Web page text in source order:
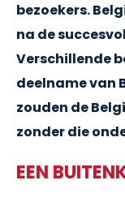
bezoekers.
na de
Verschillende
deelname van
zouden de
zonder die
EEN